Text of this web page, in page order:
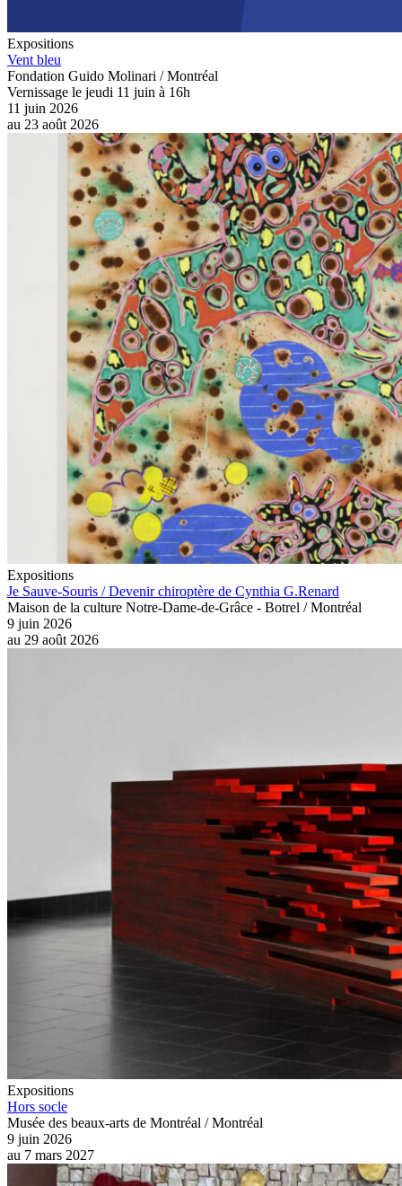
Expositions
Vent bleu
Fondation Guido Molinari / Montréal
Vernissage le jeudi 11 juin à 16h
11 juin 2026
au 23 août 2026
Expositions
Je Sauve-Souris / Devenir chiroptère de Cynthia G.Renard
Maison de la culture Notre-Dame-de-Grâce - Botrel / Montréal
9 juin 2026
au 29 août 2026
Expositions
Hors socle
Musée des beaux-arts de Montréal / Montréal
9 juin 2026
au 7 mars 2027